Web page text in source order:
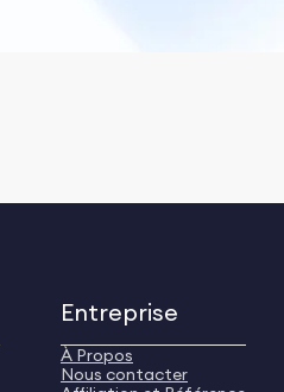
Entreprise
À Propos
Nous contacter